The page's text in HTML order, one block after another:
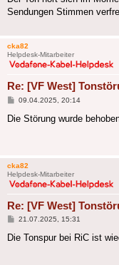
Sendungen Stimmen
cka82
Helpdesk-Mitarbeiter
Re: [VF West]
Beitrag
09.04.2025, 20:14
Die Störung wurde
cka82
Helpdesk-Mitarbeiter
Re: [VF West]
Beitrag
21.07.2025, 15:31
Die Tonspur bei RiC ist